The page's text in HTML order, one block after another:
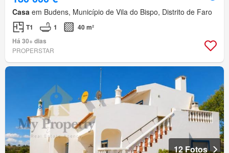
Casa em Budens, Município de Vila do Bispo, Distrito de Faro
T1 1
40 m²
Há 30+ dias
PROPERSTAR
12 Fotos